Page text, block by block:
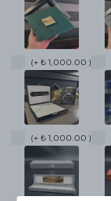
(+ ₺ 1,000.00 )
(+ ₺ 1,000.00 )